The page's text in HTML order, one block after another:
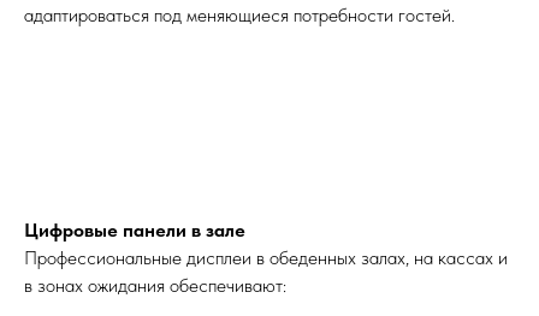
адаптироваться под меняющиеся потребности гостей.
Цифровые панели в зале
Профессиональные дисплеи в обеденных залах, на кассах и
в зонах ожидания обеспечивают: